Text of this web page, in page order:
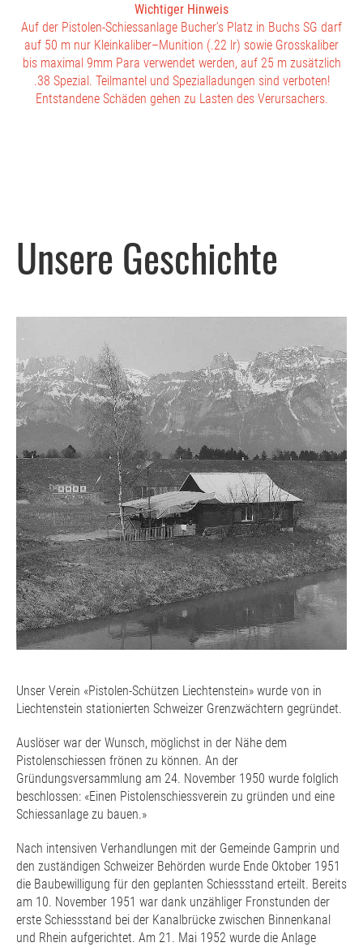
Wichtiger Hinweis
Auf der Pistolen-Schiessanlage Bucher’s Platz in Buchs SG darf
auf 50 m nur Kleinkaliber–Munition (.22 lr) sowie Grosskaliber
bis maximal 9mm Para verwendet werden, auf 25 m zusätzlich
.38 Spezial. Teilmantel und Spezialladungen sind verboten!
Entstandene Schäden gehen zu Lasten des Verursachers.
Unsere Geschichte
Unser Verein «Pistolen-Schützen Liechtenstein» wurde von in
Liechtenstein stationierten Schweizer Grenzwächtern gegründet.
Auslöser war der Wunsch, möglichst in der Nähe dem
Pistolenschiessen frönen zu können. An der
Gründungsversammlung am 24. November 1950 wurde folglich
beschlossen: «Einen Pistolenschiessverein zu gründen und eine
Schiessanlage zu bauen.»
Nach intensiven Verhandlungen mit der Gemeinde Gamprin und
den zuständigen Schweizer Behörden wurde Ende Oktober 1951
die Baubewilligung für den geplanten Schiessstand erteilt. Bereits
am 10. November 1951 war dank unzähliger Fronstunden der
erste Schiessstand bei der Kanalbrücke zwischen Binnenkanal
und Rhein aufgerichtet. Am 21. Mai 1952 wurde die Anlage